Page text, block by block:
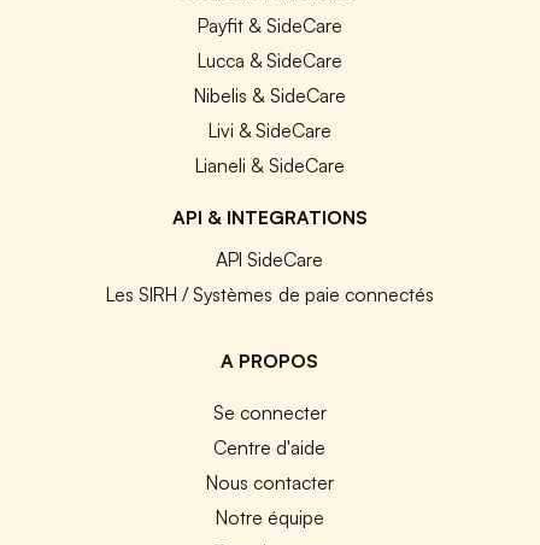
Payfit & SideCare
Lucca & SideCare
Nibelis & SideCare
Livi & SideCare
Lianeli & SideCare
API & INTEGRATIONS
API SideCare
Les SIRH / Systèmes de paie connectés
A PROPOS
Se connecter
Centre d'aide
Nous contacter
Notre équipe